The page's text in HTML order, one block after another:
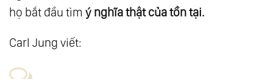
78.Giải Ngộ 45: Về Cách Mạng Nội Tâm
80.Giải Ngộ 47: Thuận Duyên - Bước Ra Khỏi
Trò Chơi Của Tính Hai Mặt
họ bắt đầu tìm ý nghĩa thật của tồn tại.
Carl Jung viết: